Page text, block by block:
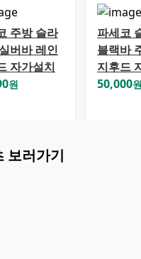
주방 슬라
버바 레인
자가설치
원
파세코
블랙바
지후드
50,000
보러가기